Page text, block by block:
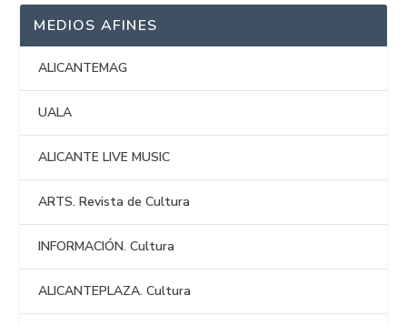
MEDIOS AFINES
ALICANTEMAG
UALA
ALICANTE LIVE MUSIC
ARTS. Revista de Cultura
INFORMACIÓN. Cultura
ALICANTEPLAZA. Cultura